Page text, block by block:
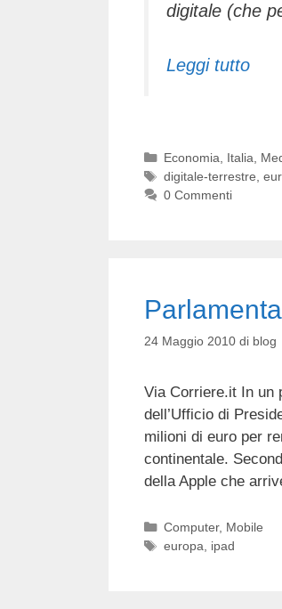
digitale (che
Leggi tutto
Categorie
Economia, Italia,
Tag
digitale-terrestre,
0 Commenti
24 Maggio 2010 di blog
Via Corriere.it In un
dell’Ufficio di
milioni di euro per
continentale.
della Apple che
Categorie
Computer, Mobile
Tag
europa, ipad